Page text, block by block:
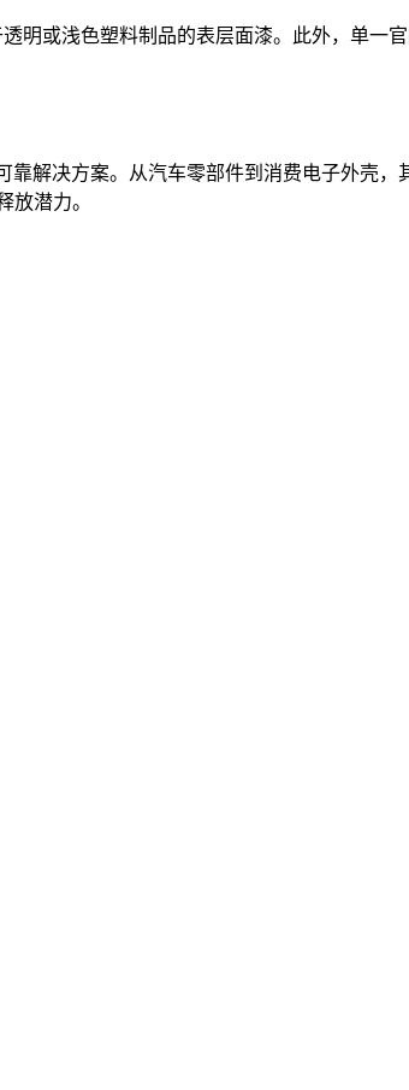
明或浅色塑料制品的表层面漆。此外，单一
解决方案。从汽车零部件到消费电子外壳，
放潜力。